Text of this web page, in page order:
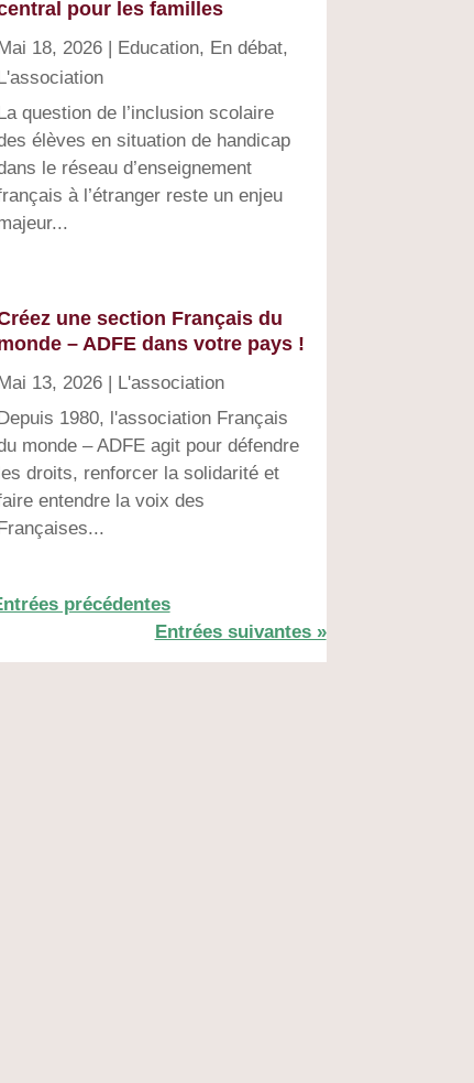
pour les familles
Mai 18, 2026| Education, En débat,
L'association
La question de l’inclusion scolaire
élèves en situation de handicap
le réseau d’enseignement
à l’étranger reste un enjeu
une section Français du
– ADFE dans votre pays !
Mai 13, 2026|
L'association
Depuis 1980, l'association Français
monde – ADFE agit pour défendre
les droits, renforcer la solidarité et
entendre la voix des
Françaises...
précédentes
Entrées suivantes »